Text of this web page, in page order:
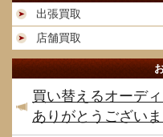
出張買取
店舗買取
買い替えるオーデ
ありがとうございま